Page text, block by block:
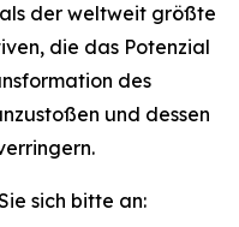
der weltweit größte
die das Potenzial
des
und dessen
sich bitte an: